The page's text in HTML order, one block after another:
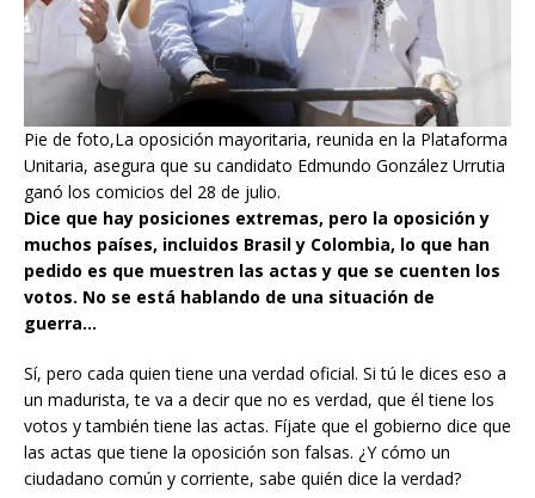
Pie de foto,La oposición mayoritaria, reunida en la Plataforma
Unitaria, asegura que su candidato Edmundo González Urrutia
ganó los comicios del 28 de julio.
Dice que hay posiciones extremas, pero la oposición y
muchos países, incluidos Brasil y Colombia, lo que han
pedido es que muestren las actas y que se cuenten los
votos. No se está hablando de una situación de
guerra…
Sí, pero cada quien tiene una verdad oficial. Si tú le dices eso a
un madurista, te va a decir que no es verdad, que él tiene los
votos y también tiene las actas. Fíjate que el gobierno dice que
las actas que tiene la oposición son falsas. ¿Y cómo un
ciudadano común y corriente, sabe quién dice la verdad?